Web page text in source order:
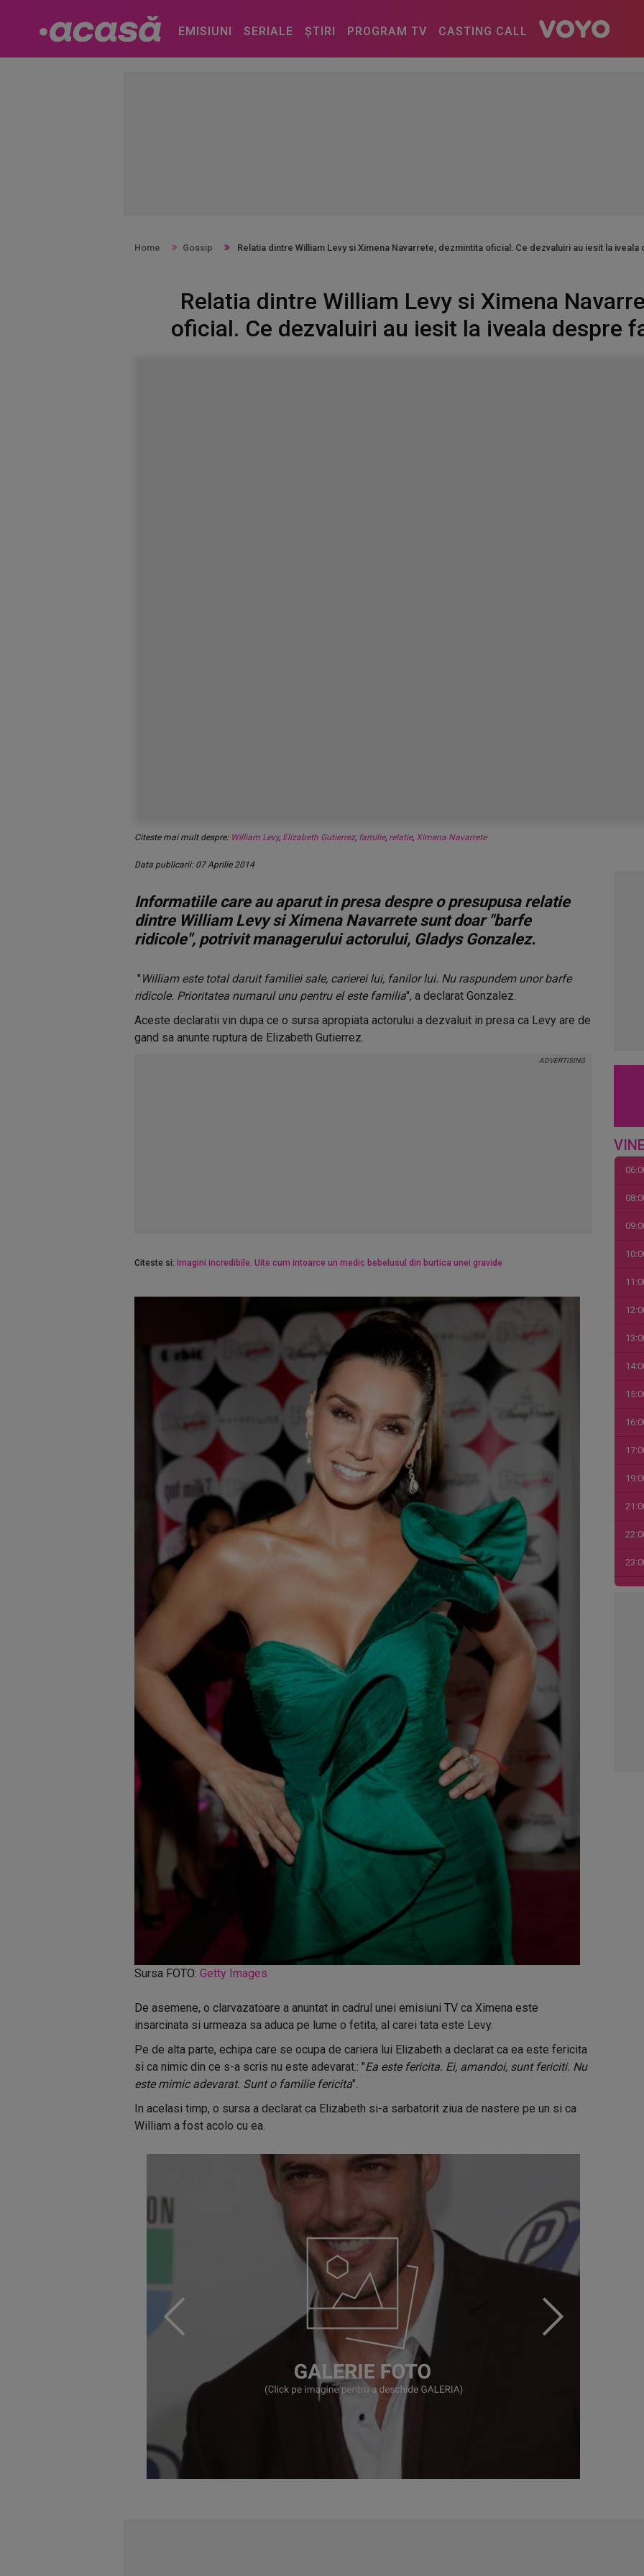
EMISIUNI SERIALE ȘTIRI PROGRAM TV CASTING CALL
Home Gossip Relatia dintre William Levy si Ximena Navarrete, dezmintita oficial. Ce dezvaluiri au iesit la
Relatia dintre William Levy si Ximena
oficial. Ce dezvaluiri au iesit la iveala despre
Citeste mai mult despre: William Levy, Elizabeth Gutierrez, familie, relatie, Ximena Navarrete
Data publicarii: 07 Aprilie 2014
Informatiile care au aparut in presa despre o presupusa relatie
dintre William Levy si Ximena Navarrete sunt doar "barfe
ridicole", potrivit managerului actorului, Gladys Gonzalez.
" William este total daruit familiei sale, carierei lui, fanilor lui. Nu raspundem unor barfe
ridicole. Prioritatea numarul unu pentru el este familia", a declarat Gonzalez.
Aceste declaratii vin dupa ce o sursa apropiata actorului a dezvaluit in presa ca Levy are de
gand sa anunte ruptura de Elizabeth Gutierrez.
Citeste si: Imagini incredibile. Uite cum intoarce un medic bebelusul din burtica unei gravide
Sursa FOTO: Getty Images
De asemene, o clarvazatoare a anuntat in cadrul unei emisiuni TV ca Ximena este
insarcinata si urmeaza sa aduca pe lume o fetita, al carei tata este Levy.
Pe de alta parte, echipa care se ocupa de cariera lui Elizabeth a declarat ca ea este fericita
si ca nimic din ce s-a scris nu este adevarat.: "Ea este fericita. Ei, amandoi, sunt fericiti. Nu
este mimic adevarat. Sunt o familie fericita".
In acelasi timp, o sursa a declarat ca Elizabeth si-a sarbatorit ziua de nastere pe un si ca
William a fost acolo cu ea.